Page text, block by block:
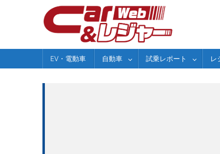
EV・電動車 自動車 試乗レポート レ